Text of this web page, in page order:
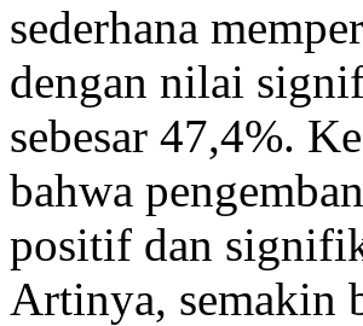
sederhana
dengan nilai
sebesar 47,4%.
bahwa
positif dan
Artinya, semakin